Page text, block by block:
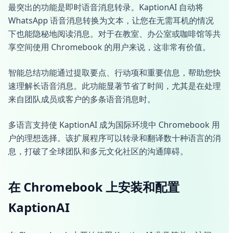
最突出的功能是即时语音消息转录。KaptionAI 自动将
WhatsApp 语音消息转换为文本，让您在无需耳机的情况
下也能隐秘地阅读消息。对于在教室、办公室或咖啡馆等共
享空间使用 Chromebook 的用户来说，这非常有价值。
智能总结功能通过提取要点、行动项和重要信息，帮助您快
速理解长语音消息。此功能显著节省了时间，尤其是在处理
来自团队成员或客户的多条语音消息时。
多语言支持使 KaptionAI 成为国际环境中 Chromebook 用
户的理想选择。该扩展程序可以转录和翻译数十种语言的消
息，打破了全球团队和多元文化社区的沟通障碍。
在 Chromebook 上安装和配置
KaptionAI